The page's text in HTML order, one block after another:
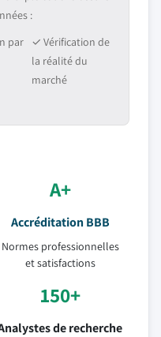
:
par
✓ Vérification de
la réalité du
marché
A+
Accréditation BBB
Normes professionnelles
et satisfactions
150+
de recherche